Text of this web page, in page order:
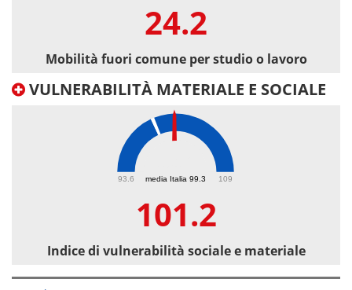
24.2
Mobilità fuori comune per studio o lavoro
VULNERABILITÀ MATERIALE E SOCIALE
media Italia 99.3
93.6 109
101.2
Indice di vulnerabilità sociale e materiale